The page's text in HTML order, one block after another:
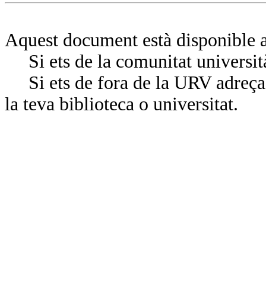
Aquest document està
Si ets de la comunitat
Si ets de fora de la URV
la teva biblioteca o universitat.